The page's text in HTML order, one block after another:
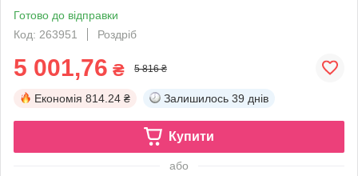
Готово до відправки
Код: 263951
Роздріб
5 001,76 ₴ 5 816 ₴
Економія 814.24 ₴ Залишилось 39 днів
Купити
або